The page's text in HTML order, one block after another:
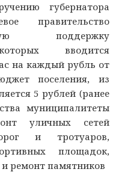
губернатора
правительство
поддержку
вводится
на каждый рубль от
поселения, из
5 рублей (ранее
муниципалитеты
уличных сетей
и тротуаров,
площадок,
ремонт памятников